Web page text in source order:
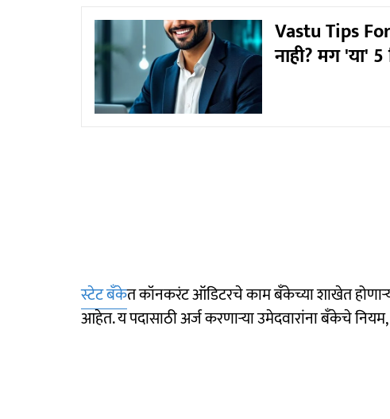
Vastu Tips
नाही? मग 'या'
स्टेट बँकेत कॉनकरंट ऑडिटरचे काम बँकेच्या शाखेत
आहेत. य पदासाठी अर्ज करणाऱ्या उमेदवारांना बँकेचे